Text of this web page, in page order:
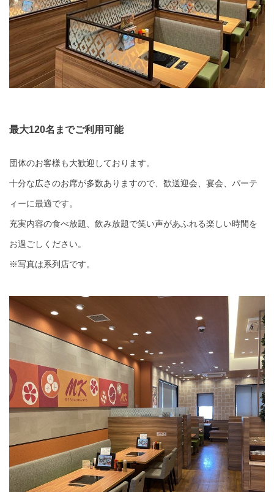
最大120名までご利用可能
団体のお客様も大歓迎しております。
十分な広さのお席が多数ありますので、歓送迎会、宴会、パーテ
ィーに最適です。
充実内容の食べ放題、飲み放題で笑い声があふれる楽しい時間を
お過ごしください。
※写真は系列店です。